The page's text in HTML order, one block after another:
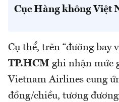
Cục Hàng không Việt
Cụ thể, trên “đường bay
TP.HCM ghi nhận mức
Vietnam Airlines cung
đồng/chiều, tương